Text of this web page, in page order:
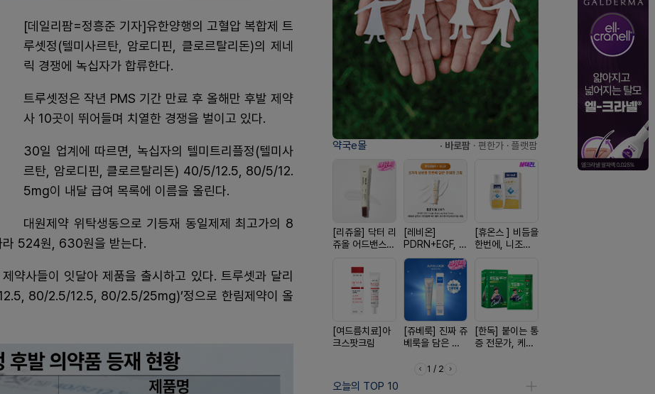
[데일리팜=정흥준 기자]유한양행의 고혈압 복합제 트
루셋정(텔미사르탄, 암로디핀, 클로르탈리돈)의 제네
릭 경쟁에 녹십자가 합류한다.
트루셋정은 작년 PMS 기간 만료 후 올해만 후발 제약
사 10곳이 뛰어들며 치열한 경쟁을 벌이고 있다.
30일 업계에 따르면, 녹십자의 텔미트리플정(텔미사
르탄, 암로디핀, 클로르탈리돈) 40/5/12.5, 80/5/12.
5mg이 내달 급여 목록에 이름을 올린다.
대원제약 위탁생동으로 기등재 동일제제 최고가의 8
라 524원, 630원을 받는다.
약사들이 잇달아 제품을 출시하고 있다. 트루셋과 달리
80/2.5/12.5, 80/2.5/25mg)’정으로 한림제약이 올
약국e몰 · 바로팜 · 편한가 · 플랫팜
[리쥬올] 닥터 리
쥬올 어드밴스드
이팅 크림 30ml
[레비온]
PDRN+EGF, 레
비온RX PDRN
EGF 크림
[휴온스 ] 비듬을
한번에, 니조랄
[여드름치료]아
크스팟크림
[쥬베룩] 진짜 쥬
베룩을 담은 약
크림
[한독] 붙이는 통
증 전문가, 케토
1 / 2
오늘의 TOP 10